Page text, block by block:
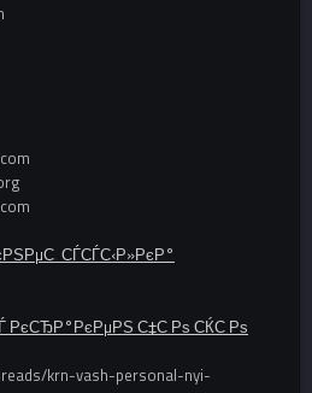
СЃСЃС‹Р»РєР°
РєСЂР°РєРµРЅ С‡С‚Рѕ СЌС‚Рѕ
krn-vash-personal-nyi-